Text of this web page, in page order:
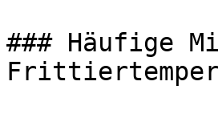
### Häufige